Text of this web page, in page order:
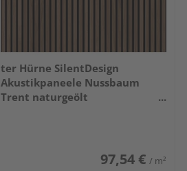
ter Hürne SilentDesign
Akustikpaneele Nussbaum
Trent naturgeölt
97,54 € / m²